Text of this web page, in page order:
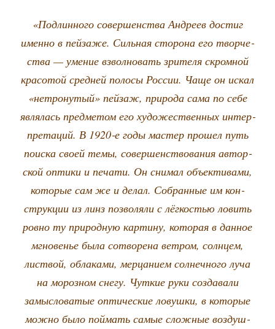
«Под­лин­но­го совер­шен­ства Андре­ев достиг
имен­но в пей­за­же. Силь­ная сто­ро­на его твор­че­
ства — уме­ние взвол­но­вать зри­те­ля скром­ной
кра­со­той сред­ней поло­сы Рос­сии. Чаще он искал
«нетро­ну­тый» пей­заж, при­ро­да сама по себе
явля­лась пред­ме­том его худо­же­ствен­ных интер­
пре­та­ций. В 1920‑е годы мастер про­шел путь
поис­ка сво­ей темы, совер­шен­ство­ва­ния автор­
ской опти­ки и печа­ти. Он сни­мал объ­ек­ти­ва­ми,
кото­рые сам же и делал. Собран­ные им кон­
струк­ции из линз поз­во­ля­ли с лёг­ко­стью ловить
ров­но ту при­род­ную кар­ти­ну, кото­рая в дан­ное
мгно­ве­нье была сотво­ре­на вет­ром, солн­цем,
лист­вой, обла­ка­ми, мер­ца­ни­ем сол­неч­но­го луча
на мороз­ном сне­гу. Чут­кие руки созда­ва­ли
замыс­ло­ва­тые опти­че­ские ловуш­ки, в кото­рые
мож­но было пой­мать самые слож­ные воз­душ­